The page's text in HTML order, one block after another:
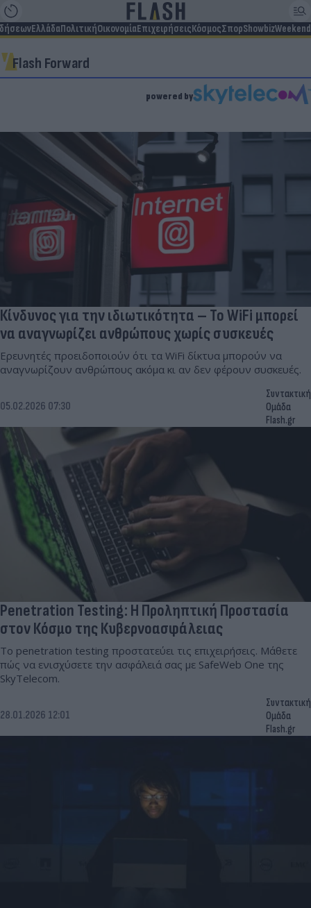
ΕλλάδαΠολιτικήΟικονομίαΕπιχειρήσειςΚόσμοςΣπορShowbizWeekend
Flash Forward
powered by
Κίνδυνος για την ιδιωτικότητα – Το WiFi μπορεί
να αναγνωρίζει ανθρώπους χωρίς συσκευές
Ερευνητές προειδοποιούν ότι τα WiFi δίκτυα μπορούν να
αναγνωρίζουν ανθρώπους ακόμα κι αν δεν φέρουν συσκευές.
05.02.2026 07:30
Συντακτική
Ομάδα
Flash.gr
Penetration Testing: Η Προληπτική Προστασία
στον Κόσμο της Κυβερνοασφάλειας
Το penetration testing προστατεύει τις επιχειρήσεις. Μάθετε
πώς να ενισχύσετε την ασφάλειά σας με SafeWeb One της
SkyTelecom.
28.01.2026 12:01
Συντακτική
Ομάδα
Flash.gr